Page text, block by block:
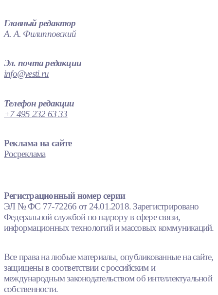
Главный редактор
А. А. Филипповский
Эл. почта редакции
info@vesti.ru
Телефон редакции
+7 495 232 63 33
Реклама на сайте
Росреклама
Регистрационный номер серии
ЭЛ № ФС 77-72266 от 24.01.2018. Зарегистрировано
Федеральной службой по надзору в сфере связи,
информационных технологий и массовых коммуникаций.
Все права на любые материалы, опубликованные на сайте,
защищены в соответствии с российским и
международным законодательством об интеллектуальной
собственности.